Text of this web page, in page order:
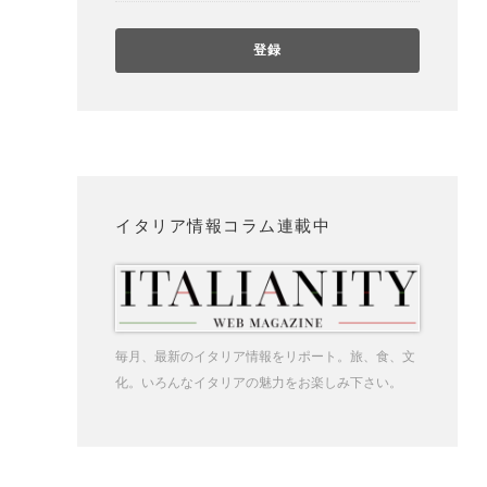
イタリア情報コラム連載中
毎月、最新のイタリア情報をリポート。旅、食、文
化。いろんなイタリアの魅力をお楽しみ下さい。